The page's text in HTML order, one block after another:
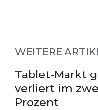
WEITERE
Tablet-Markt
verliert im
Prozent